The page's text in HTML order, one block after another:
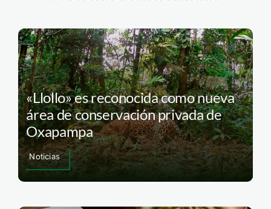
«Llollo» es reconocida como nueva
área de conservación privada de
Oxapampa
Noticias